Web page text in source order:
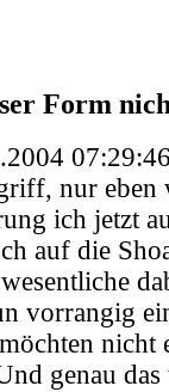
Form
nur eben
ich jetzt
auf die
vorrangig
nicht
genau